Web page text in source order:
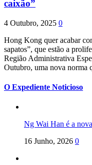
caixão”
4 Outubro, 2025 0
Hong Kong quer acabar
sapatos”, que estão a
Região Administrativa
Outubro, uma nova norma
O Expediente Noticioso
Ng Wai Han é a
16 Junho, 2026 0